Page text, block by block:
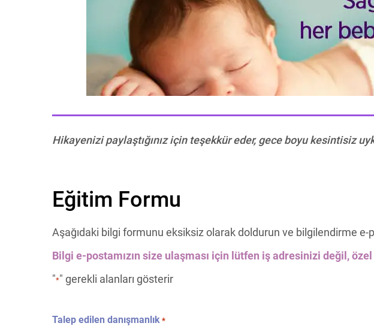
Hikayenizi paylaştığınız için teşekkür eder, gece boyu kesintisiz
Eğitim Formu
Aşağıdaki bilgi formunu eksiksiz olarak doldurun ve bilgilendirme e-
Bilgi e-postamızın size ulaşması için lütfen iş adresinizi değil,
"*" gerekli alanları gösterir
Talep edilen danışmanlık *